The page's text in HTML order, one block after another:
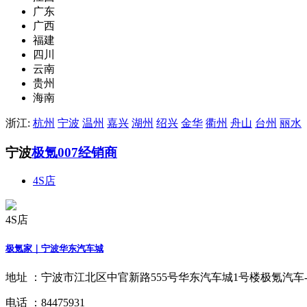
广东
广西
福建
四川
云南
贵州
海南
浙江: 杭州 宁波 温州 嘉兴 湖州 绍兴 金华 衢州 舟山 台州 丽水
宁波极氪007经销商
4S店
4S店
极氪家｜宁波华东汽车城
地址 ： 宁波市江北区中官新路555号华东汽车城1号楼极氪汽车
电话 ： 84475931